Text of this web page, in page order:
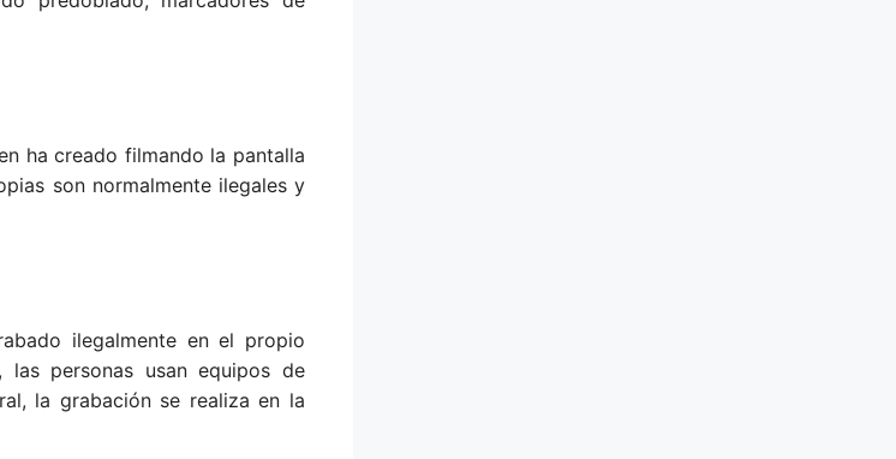
ha creado filmando la pantalla
son normalmente ilegales y
ilegalmente en el propio
personas usan equipos de
la grabación se realiza en la